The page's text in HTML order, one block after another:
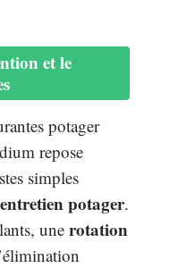
et le
potager
repose
simples
potager.
une rotation